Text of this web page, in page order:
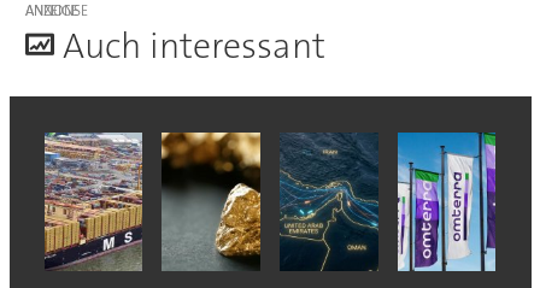
ANZEIGE
Auch interessant